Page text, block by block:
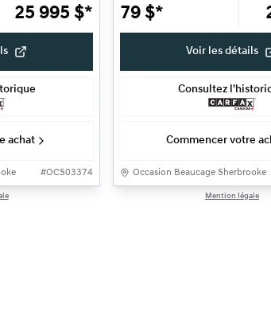
25 995$*
achat
#OCS03374
79$*
Voir les détails
Consultez
Commencer votre
Occasion Beaucage Sherbrooke
Mention légale